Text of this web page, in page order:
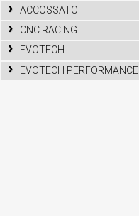
ACCOSSATO
CNC RACING
EVOTECH
EVOTECH PERFORMANCE